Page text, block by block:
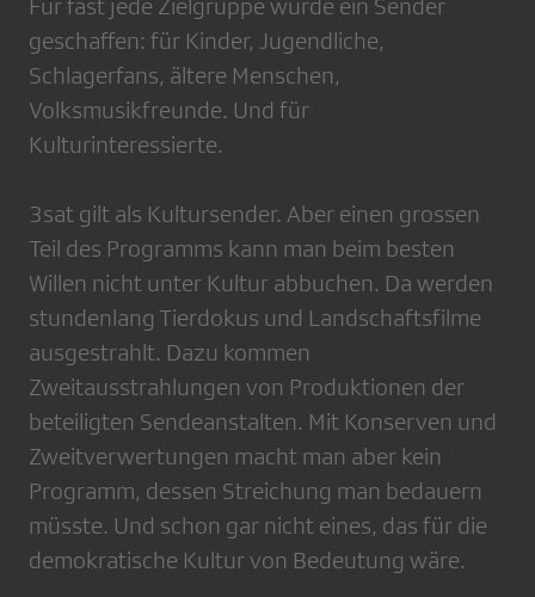
Für fast jede Zielgruppe wurde ein Sender
geschaffen: für Kinder, Jugendliche,
Schlagerfans, ältere Menschen,
Volksmusikfreunde. Und für
Kulturinteressierte.
3sat gilt als Kultursender. Aber einen grossen
Teil des Programms kann man beim besten
Willen nicht unter Kultur abbuchen. Da werden
stundenlang Tierdokus und Landschaftsfilme
ausgestrahlt. Dazu kommen
Zweitausstrahlungen von Produktionen der
beteiligten Sendeanstalten. Mit Konserven und
Zweitverwertungen macht man aber kein
Programm, dessen Streichung man bedauern
müsste. Und schon gar nicht eines, das für die
demokratische Kultur von Bedeutung wäre.